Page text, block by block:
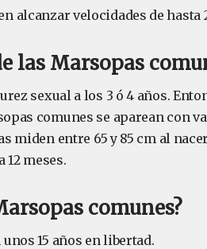
alcanzar velocidades de hasta
las Marsopas
sexual a los 3 ó 4 años.
comunes se aparean con
miden entre 65 y 85 cm al
12 meses.
comunes?
15 años en libertad.